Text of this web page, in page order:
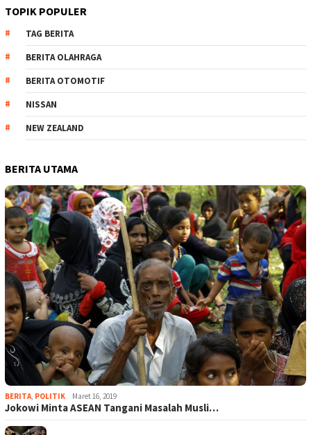
TOPIK POPULER
TAG BERITA
BERITA OLAHRAGA
BERITA OTOMOTIF
NISSAN
NEW ZEALAND
BERITA UTAMA
BERITA, POLITIK Maret 16, 2019
Jokowi Minta ASEAN Tangani Masalah Musli…